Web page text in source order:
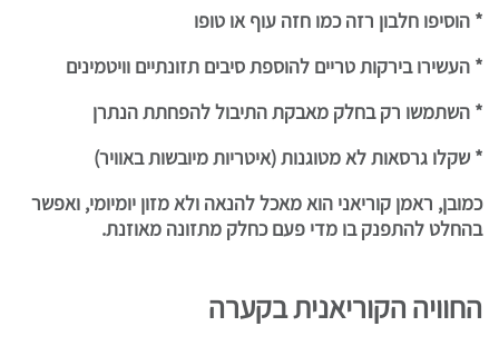
* הוסיפו חלבון רזה כמו חזה עוף או טופו
* העשירו בירקות טריים להוספת סיבים תזונתיים וויטמינים
* השתמשו רק בחלק מאבקת התיבול להפחתת הנתרן
* שקלו גרסאות לא מטוגנות (איטריות מיובשות באוויר)
כמובן, ראמן קוריאני הוא מאכל להנאה ולא מזון יומיומי, ואפשר
בהחלט להתפנק בו מדי פעם כחלק מתזונה מאוזנת.
החוויה הקוריאנית בקערה